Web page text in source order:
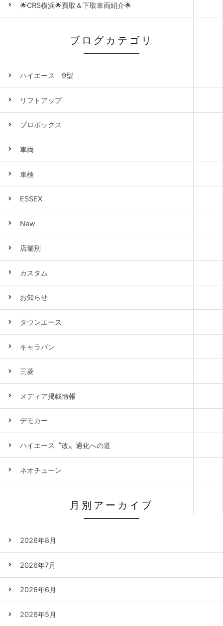
🌟CRS横浜🌟買取＆下取車両紹介🌟
ブログカテゴリ
ハイエース 9型
リフトアップ
プロボックス
車両
車検
ESSEX
New
店舗別
カスタム
お知らせ
タウンエース
キャラバン
三菱
メディア掲載情報
デモカー
ハイエース〝改〟適化への道
ネオチューン
月別アーカイブ
2026年8月
2026年7月
2026年6月
2026年5月